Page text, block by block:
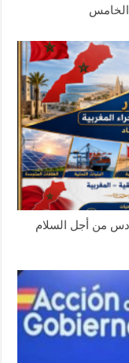
الخامس
من أجل السلام